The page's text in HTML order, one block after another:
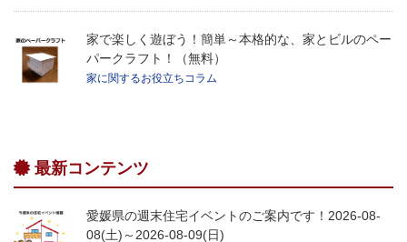
家で楽しく遊ぼう！簡単～本格的な、家とビルのペー
パークラフト！（無料）
家に関するお役立ちコラム
最新コンテンツ
愛媛県の週末住宅イベントのご案内です！2026-08-
08(土)～2026-08-09(日)